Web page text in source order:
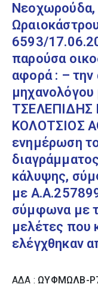
6593/
παρούσα
αφορά : – την
μηχανολόγου
ΤΣΕΛΕΠΙΔΗΣ
ΚΟΛΟΤΣΙΟΣ
ενημέρωση
κάλυψης,
με
σύμφωνα με
μελέτες που
ελέγχθηκαν
ΑΔΑ : ΩΥΦΜΩΛΒ-